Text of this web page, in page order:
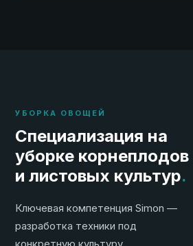
УБОРКА ОВОЩЕЙ
Специализация на
уборке корнеплодов
и листовых культур.
Ключевая компетенция Simon —
разработка техники под